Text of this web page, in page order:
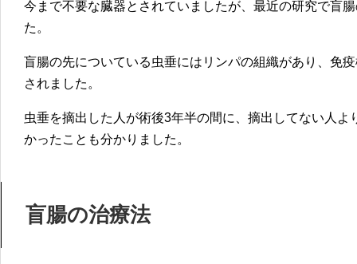
今まで不要な臓器とされていましたが、最近の研究で盲
た。
盲腸の先についている虫垂にはリンパの組織があり、免
されました。
虫垂を摘出した人が術後3年半の間に、摘出してない人
かったことも分かりました。
盲腸の治療法